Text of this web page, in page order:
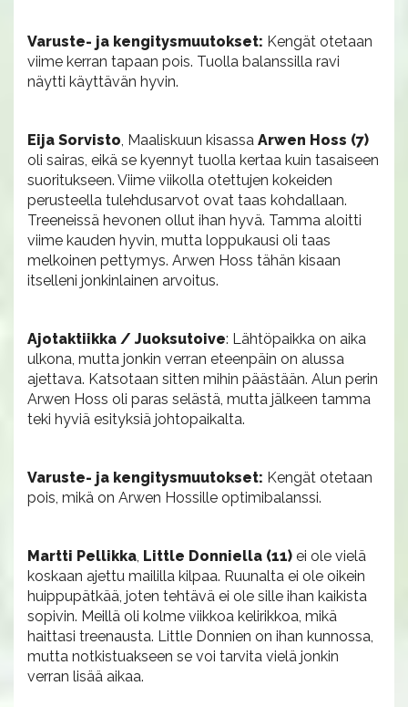
Varuste- ja kengitysmuutokset: Kengät otetaan
viime kerran tapaan pois. Tuolla balanssilla ravi
näytti käyttävän hyvin.
Eija Sorvisto, Maaliskuun kisassa Arwen Hoss (7)
oli sairas, eikä se kyennyt tuolla kertaa kuin tasaiseen
suoritukseen. Viime viikolla otettujen kokeiden
perusteella tulehdusarvot ovat taas kohdallaan.
Treeneissä hevonen ollut ihan hyvä. Tamma aloitti
viime kauden hyvin, mutta loppukausi oli taas
melkoinen pettymys. Arwen Hoss tähän kisaan
itselleni jonkinlainen arvoitus.
Ajotaktiikka / Juoksutoive: Lähtöpaikka on aika
ulkona, mutta jonkin verran eteenpäin on alussa
ajettava. Katsotaan sitten mihin päästään. Alun perin
Arwen Hoss oli paras selästä, mutta jälkeen tamma
teki hyviä esityksiä johtopaikalta.
Varuste- ja kengitysmuutokset: Kengät otetaan
pois, mikä on Arwen Hossille optimibalanssi.
Martti Pellikka, Little Donniella (11) ei ole vielä
koskaan ajettu maililla kilpaa. Ruunalta ei ole oikein
huippupätkää, joten tehtävä ei ole sille ihan kaikista
sopivin. Meillä oli kolme viikkoa kelirikkoa, mikä
haittasi treenausta. Little Donnien on ihan kunnossa,
mutta notkistuakseen se voi tarvita vielä jonkin
verran lisää aikaa.